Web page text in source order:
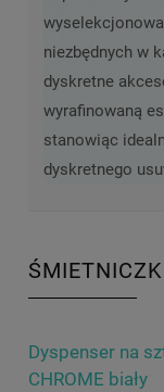
niezbędnych w
dyskretne
wyrafinowaną
stanowiąc
dyskretnego
Dyspenser na
CHROME biały